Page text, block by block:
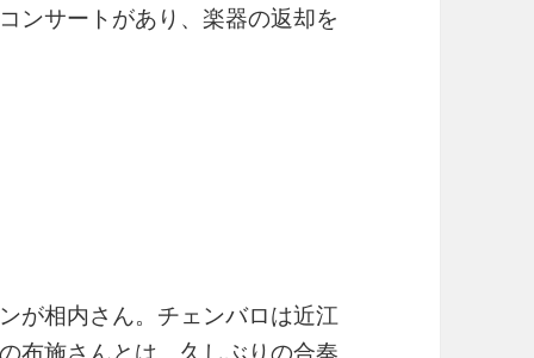
ンサートがあり、楽器の返却を
が相内さん。チェンバロは近江
布施さんとは、久しぶりの合奏